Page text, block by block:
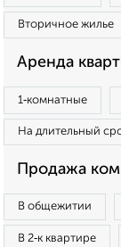
Вторичное жилье
Аренда
1‑комнатные
На длительный
Продажа
В общежитии
В 2‑к квартире